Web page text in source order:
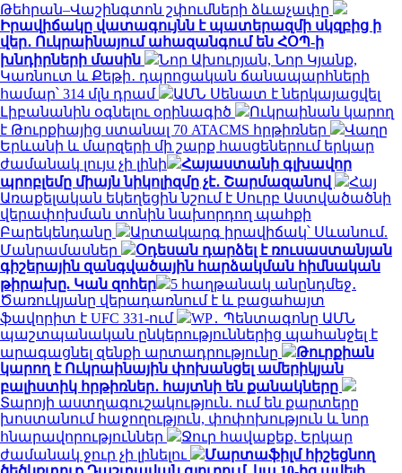
Թեհրան–Վաշինգտոն շփումների ձևաչափը
Իրավիճակը վատագույնն է պատերազմի սկզբից ի
վեր․ Ուկրաինայում ահազանգում են ՀՕՊ-ի
խնդիրների մասին
Նոր Ախուրյան, Նոր Կյանք,
Կառնուտ և Քեթի․ դպրոցական ճանապարհների
համար՝ 314 մլն դրամ
ԱՄՆ Սենատ է ներկայացվել
Լիբանանին օգնելու օրինագիծ
Ուկրաինան կարող
է Թուրքիայից ստանալ 70 ATACMS հրթիռներ
Վաղը
Երևանի և մարզերի մի շարք հասցեներում երկար
ժամանակ լույս չի լինի
Հայաստանի գլխավոր
պրոբլեմը միայն նիկոլիզմը չէ․ Շարմազանով
Հայ
Առաքելական եկեղեցին նշում է Սուրբ Աստվածածնի
վերափոխման տոնին նախորդող պահքի
Բարեկենդանը
Արտակարգ իրավիճակ՝ Սևանում.
Մանրամասներ
Օդեսան դարձել է ռուսաստանյան
գիշերային զանգվածային հարձակման հիմնական
թիրախը. Կան զոհեր
5 հաղթանակ անընդմեջ․
Ծառուկյանը վերադառնում է և բացահայտ
ֆավորիտ է UFC 331-ում
WP․ Պենտագոնը ԱՄՆ
պաշտպանական ընկերություններից պահանջել է
արագացնել զենքի արտադրությունը
Թուրքիան
կարող է Ուկրաինային փոխանցել ամերիկյան
բալիստիկ հրթիռներ․ հայտնի են քանակները
Տարոյի աստղագուշակություն. ում են քարտերը
խոստանում հաջողություն, փոփոխություն և նոր
հնարավորություններ
Ջուր հավաքեք. Երկար
ժամանակ ջուր չի լինելու
Մարտաֆիլմ հիշեցնող